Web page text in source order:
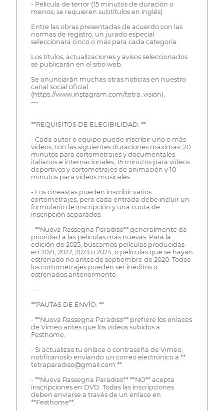
- Película de terror (15 minutos de duración o
menos; se requieren subtítulos en inglés)
Entre las obras presentadas de acuerdo con las
normas de registro, un jurado especial
seleccionará cinco o más para cada categoría.
Los títulos, actualizaciones y avisos seleccionados
se publicarán en el sitio web.
Se anunciarán muchas otras noticias en nuestro
canal social oficial
(https://www.instagram.com/tetra_vision).
---
**REQUISITOS DE ELEGIBILIDAD: **
- Cada autor o equipo puede inscribir uno o más
vídeos, con las siguientes duraciones máximas: 20
minutos para cortometrajes y documentales
italianos e internacionales, 15 minutos para vídeos
deportivos y cortometrajes de animación y 10
minutos para vídeos musicales.
- Los cineastas pueden inscribir varios
cortometrajes, pero cada entrada debe incluir un
formulario de inscripción y una cuota de
inscripción separados.
- **Nuova Rassegna Paradiso** generalmente da
prioridad a las películas más nuevas. Para la
edición de 2025, buscamos películas producidas
en 2021, 2022, 2023 o 2024, o películas que se hayan
estrenado no antes de septiembre de 2020. Todos
los cortometrajes pueden ser inéditos o
estrenados anteriormente.
---
**PAUTAS DE ENVÍO: **
- **Nuova Rassegna Paradiso** prefiere los enlaces
de Vimeo antes que los vídeos subidos a
Festhome.
- Si actualizas tu enlace o contraseña de Vimeo,
notifícanoslo enviando un correo electrónico a **
tetraparadiso@gmail.com **.
- **Nuova Rassegna Paradiso** **NO** acepta
inscripciones en DVD. Todas las inscripciones
deben enviarse a través de un enlace en
**Festhome**.